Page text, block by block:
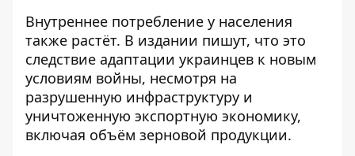
Внутреннее потребление у населения
также растёт. В издании пишут, что это
следствие адаптации украинцев к новым
условиям войны, несмотря на
разрушенную инфраструктуру и
уничтоженную экспортную экономику,
включая объём зерновой продукции.